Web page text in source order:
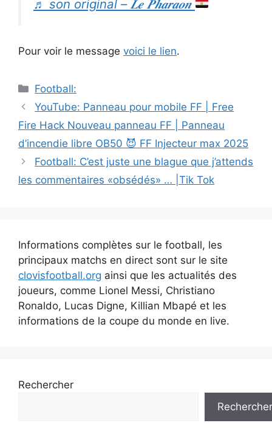
♬ son original – 𝑳𝒆 𝑷𝒉𝒂𝒓𝒂𝒐𝒏
Pour voir le message voici le lien.
Catégories
Football:
Navigation
des
YouTube: Panneau pour mobile FF | Free
Fire Hack Nouveau panneau FF | Panneau
d’incendie libre OB50 😈 FF Injecteur max 2025
Football: C’est juste une blague que j’attends
les commentaires «obsédés» … |Tik Tok
Informations complètes sur le football, les
principaux matchs en direct sont sur le site
clovisfootball.org ainsi que les actualités des
joueurs, comme Lionel Messi, Christiano
Ronaldo, Lucas Digne, Killian Mbapé et les
informations de la coupe du monde en live.
Rechercher
Rechercher